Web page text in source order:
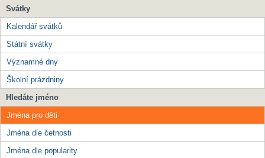
Svátky
Kalendář svátků
Státní svátky
Významné dny
Školní prázdniny
Hledáte jméno
Jména pro děti
Jména dle četnosti
Jména dle popularity